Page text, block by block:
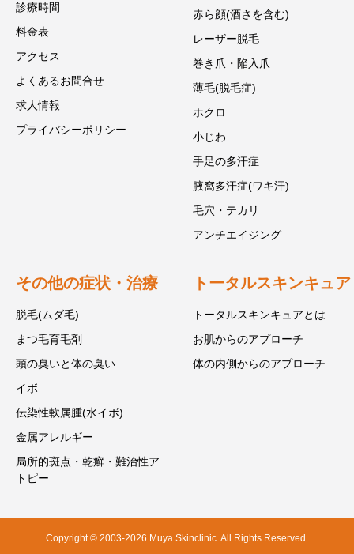
診療時間
料金表
アクセス
よくあるお問合せ
求人情報
プライバシーポリシー
赤ら顔(酒さを含む)
レーザー脱毛
巻き爪・陥入爪
薄毛(脱毛症)
ホクロ
小じわ
手足の多汗症
腋窩多汗症(ワキ汗)
毛穴・テカリ
アンチエイジング
その他の症状・治療
脱毛(ムダ毛)
まつ毛育毛剤
頭の臭いと体の臭い
イボ
伝染性軟属腫(水イボ)
金属アレルギー
局所的斑点・乾癬・難治性ア
トピー
トータルスキンキュア
トータルスキンキュアとは
お肌からのアプローチ
体の内側からのアプローチ
Copyright © 2003-2026 Muya Skinclinic. All Rights Reserved.